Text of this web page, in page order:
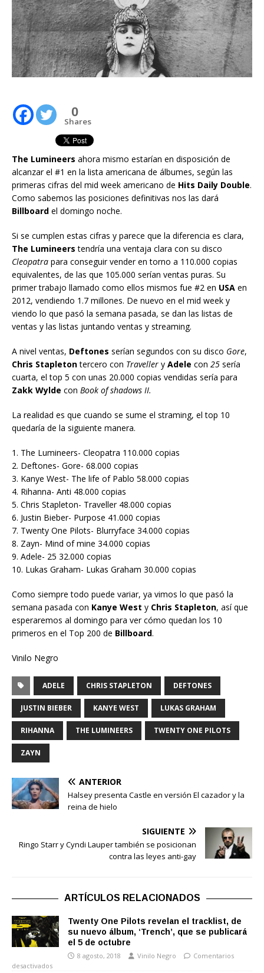
0
Shares
The Lumineers ahora mismo estarían en disposición de
alcanzar el #1 en la lista americana de álbumes, según las
primeras cifras del mid week americano de Hits Daily Double.
Como sabemos las posiciones definitivas nos las dará
Billboard el domingo noche.
Si se cumplen estas cifras y parece que la diferencia es clara,
The Lumineers tendría una ventaja clara con su disco
Cleopatra para conseguir vender en torno a 110.000 copias
equivalentes, de las que 105.000 serían ventas puras. Su
primer trabajo llamado como ellos mismos fue #2 en USA en
2012, vendiendo 1.7 millones. De nuevo en el mid week y
viendo lo que pasó la semana pasada, se dan las listas de
ventas y las listas juntando ventas y streaming.
A nivel ventas, Deftones serían segundos con su disco Gore,
Chris Stapletontercero con Traveller y Adele con 25 sería
cuarta, el top 5 con unas 20.000 copias vendidas sería para
Zakk Wylde con Book of shadows II.
La realidad es que cuando se sume el straming, el top 10
quedaría de la siguiente manera.
1. The Lumineers- Cleopatra 110.000 copias
2. Deftones- Gore- 68.000 copias
3. Kanye West- The life of Pablo 58.000 copias
4. Rihanna- Anti 48.000 copias
5. Chris Stapleton- Traveller 48.000 copias
6. Justin Bieber- Purpose 41.000 copias
7. Twenty One Pilots- Blurryface 34.000 copias
8. Zayn- Mind of mine 34.000 copias
9. Adele- 25 32.000 copias
10. Lukas Graham- Lukas Graham 30.000 copias
Como siempre todo puede variar, ya vimos lo que pasó la
semana pasada con Kanye West y Chris Stapleton, así que
esperaremos al domingo para ver cómo quedan los 10
primeros en el Top 200 de Billboard.
Vinilo Negro
ADELE CHRIS STAPLETON DEFTONES
JUSTIN BIEBER KANYE WEST LUKAS GRAHAM
RIHANNA THE LUMINEERS TWENTY ONE PILOTS
ZAYN
ANTERIOR
Halsey presenta Castle en versión El cazador y la
reina de hielo
SIGUIENTE
Ringo Starr y Cyndi Lauper también se posicionan
contra las leyes anti-gay
ARTÍCULOS RELACIONADOS
Twenty One Pilots revelan el tracklist, de
su nuevo álbum, ‘Trench’, que se publicará
el 5 de octubre
8 agosto, 2018 Vinilo Negro
Comentarios
desactivados